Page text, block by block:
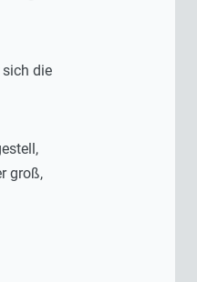
die
groß,